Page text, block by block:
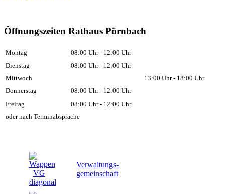
Öffnungszeiten Rathaus Pörnbach
Montag
08:00 Uhr - 12:00 Uhr
Dienstag
08:00 Uhr - 12:00 Uhr
Mittwoch
13:00 Uhr - 18:00 Uhr
Donnerstag
08:00 Uhr - 12:00 Uhr
Freitag
08:00 Uhr - 12:00 Uhr
oder nach Terminabsprache
Verwaltungs-
gemeinschaft